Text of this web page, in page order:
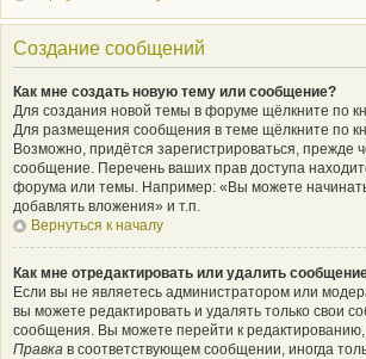
Создание сообщений
Как мне создать новую тему или сообщение?
Для создания новой темы в форуме щёлкните по
Для размещения сообщения в теме щёлкните по
Возможно, придётся зарегистрироваться, прежде
сообщение. Перечень ваших прав доступа
форума или темы. Например: «Вы можете
добавлять вложения» и т.п.
Вернуться к началу
Как мне отредактировать или удалить
Если вы не являетесь администратором или
вы можете редактировать и удалять только свои
сообщения. Вы можете перейти к редактированию,
Правка в соответствующем сообщении, иногда